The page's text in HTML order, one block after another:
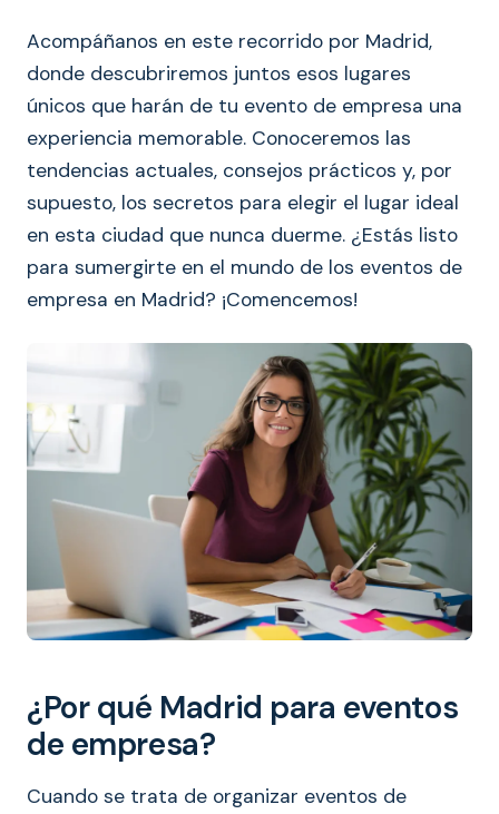
Acompáñanos en este recorrido por Madrid,
donde descubriremos juntos esos lugares
únicos que harán de tu evento de empresa una
experiencia memorable. Conoceremos las
tendencias actuales, consejos prácticos y, por
supuesto, los secretos para elegir el lugar ideal
en esta ciudad que nunca duerme. ¿Estás listo
para sumergirte en el mundo de los eventos de
empresa en Madrid? ¡Comencemos!
¿Por qué Madrid para eventos
de empresa?
Cuando se trata de organizar eventos de